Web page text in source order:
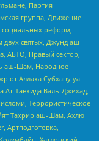
Партия
группа, Движение
социальных реформ,
двух святых, Джунд аш-
АБТО, Правый сектор,
аш-Шам, Народное
от Аллаха Субхану уа
Ат-Тавхида Валь-Джихад,
Террористическое
Тахрир аш-Шам, Ахлю
Артподготовка,